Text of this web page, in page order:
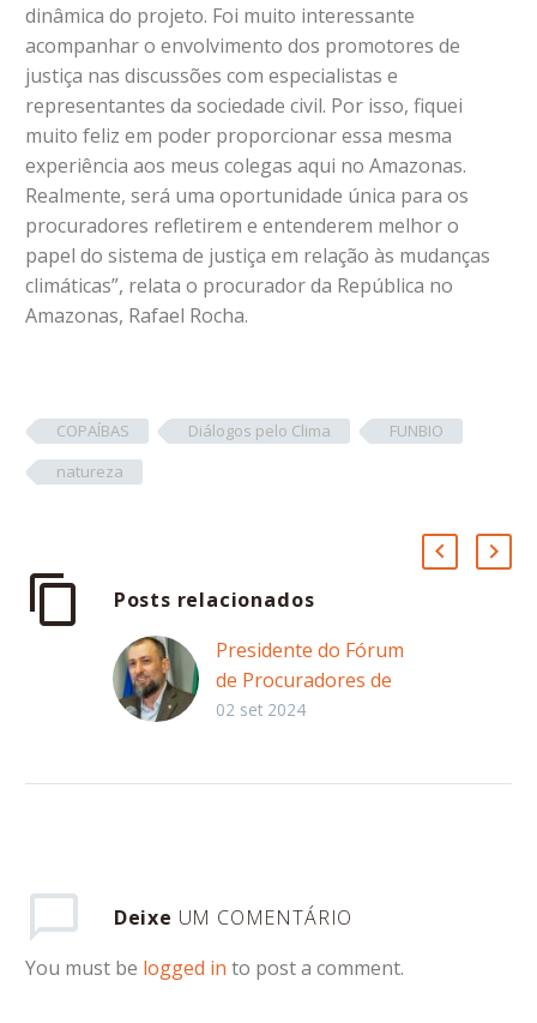
dinâmica do projeto. Foi muito interessante
acompanhar o envolvimento dos promotores de
justiça nas discussões com especialistas e
representantes da sociedade civil. Por isso, fiquei
muito feliz em poder proporcionar essa mesma
experiência aos meus colegas aqui no Amazonas.
Realmente, será uma oportunidade única para os
procuradores refletirem e entenderem melhor o
papel do sistema de justiça em relação às mudanças
climáticas”, relata o procurador da República no
Amazonas, Rafael Rocha.
COPAÍBAS Diálogos pelo Clima
FUNBIO
natureza
Posts relacionados
Presidente do Fórum
de Procuradores de
Estado do Meio
“Perspectivas jurídicas
sustentável: reflexões
02 set 2024
Deixe UM COMENTÁRIO
You must be logged in to post a comment.